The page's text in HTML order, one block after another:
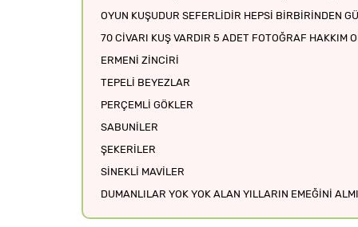
OYUN KUŞUDUR SEFERLİDİR HEPSİ BİRBİRİNDEN
70 CİVARI KUŞ VARDIR 5 ADET FOTOĞRAF HAKKIM
ERMENİ ZİNCİRİ
TEPELİ BEYEZLAR
PERÇEMLİ GÖKLER
SABUNİLER
ŞEKERİLER
SİNEKLİ MAVİLER
DUMANLILAR YOK YOK ALAN YILLARIN EMEĞİNİ